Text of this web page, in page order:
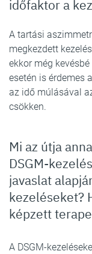
időfaktor a
A tartási
megkezdett
ekkor még
esetén is érdemes
az idő múlásával
csökken.
Mi az útja
DSGM-
javaslat
kezeléseket?
képzett
A DSGM-